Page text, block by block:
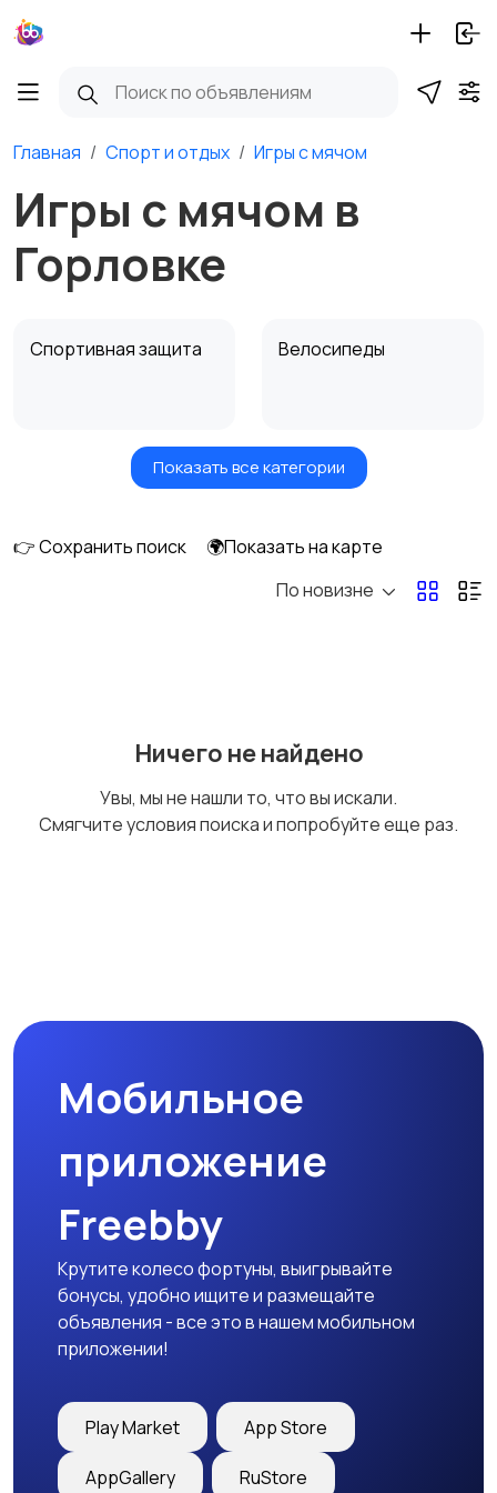
Главная Спорт и отдых Игры с мячом
Игры с мячом в
Горловке
Спортивная защита Велосипеды
Самокаты и
Водные виды спорта
Тренажеры и фитнес Спортивное питание
Другое
Показать все категории
👉 Сохранить поиск
🌍Показать на карте
По новизне
Ничего не найдено
Увы, мы не нашли то, что вы искали.
Смягчите условия поиска и попробуйте еще раз.
Мобильное
приложение
Freebby
Крутите колесо фортуны, выигрывайте
бонусы, удобно ищите и размещайте
объявления - все это в нашем мобильном
приложении!
Play Market App Store
AppGallery RuStore